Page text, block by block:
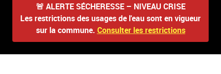
🚨 ALERTE SÉCHERESSE – NIVEAU CRISE
Les restrictions des usages de l'eau sont en vigueur
sur la commune. Consulter les restrictions